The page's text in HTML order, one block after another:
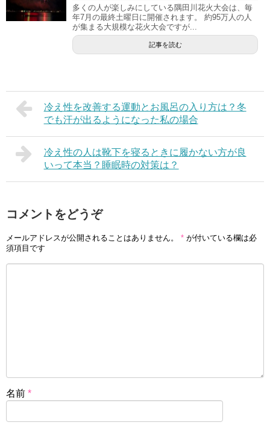
多くの人が楽しみにしている隅田川花火大会は、毎
年7月の最終土曜日に開催されます。 約95万人の人
が集まる大規模な花火大会ですが...
記事を読む
冷え性を改善する運動とお風呂の入り方は？冬
でも汗が出るようになった私の場合
冷え性の人は靴下を寝るときに履かない方が良
いって本当？睡眠時の対策は？
コメントをどうぞ
メールアドレスが公開されることはありません。 * が付いている欄は必
須項目です
名前 *